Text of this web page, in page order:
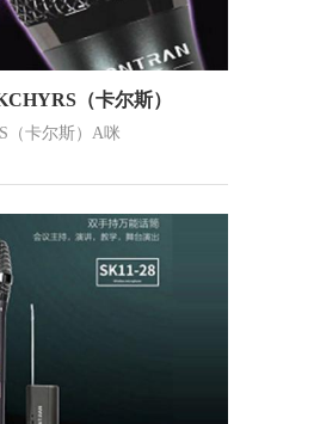
（卡尔斯）
（卡尔斯）A咪